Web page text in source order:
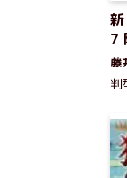
7
藤
判